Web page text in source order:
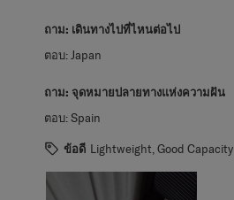
ถาม: เดินทางไปที่ไหนต่อไป
ตอบ: Japan
ถาม: จุดหมายปลายทางแห่งความฝัน
ตอบ:Spain
ข้อดี Lightweight, Good Capacity